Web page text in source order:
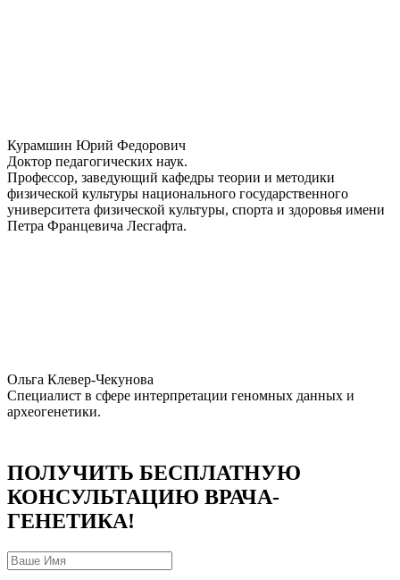
Курамшин Юрий Федорович
Доктор педагогических наук.
Профессор, заведующий кафедры теории и методики
физической культуры национального государственного
университета физической культуры, спорта и здоровья имени
Петра Францевича Лесгафта.
Ольга Клевер-Чекунова
Специалист в сфере интерпретации геномных данных и
археогенетики.
ПОЛУЧИТЬ БЕСПЛАТНУЮ
КОНСУЛЬТАЦИЮ ВРАЧА-
ГЕНЕТИКА!